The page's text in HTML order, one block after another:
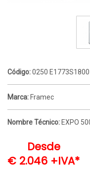
Código:0250 E1773S1800
Marca: Framec
Nombre Técnico: EXPO
Desde
€ 2.046 +IVA*